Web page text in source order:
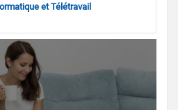
et Télétravail